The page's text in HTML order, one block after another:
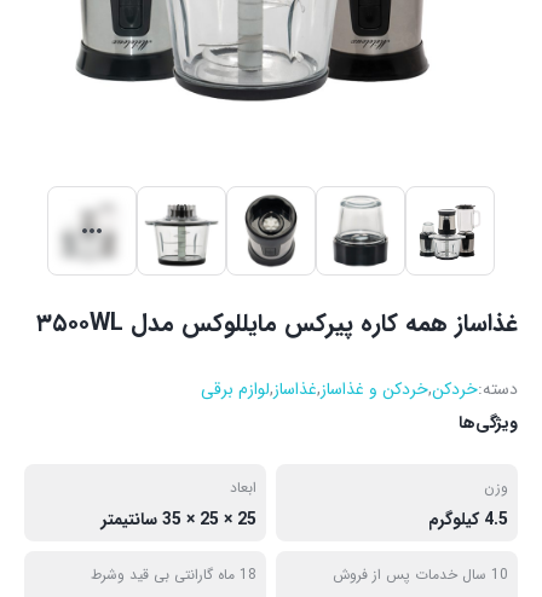
غذاساز همه کاره پیرکس مایللوکس مدل ۳۵۰۰WL
دسته:خردکن,خردکن و غذاساز,غذاساز,لوازم برقی
ویژگی‌ها
وزن
4.5 کیلوگرم
ابعاد
25 × 25 × 35 سانتیمتر
10 سال خدمات پس از فروش 18 ماه گارانتی بی قید وشرط